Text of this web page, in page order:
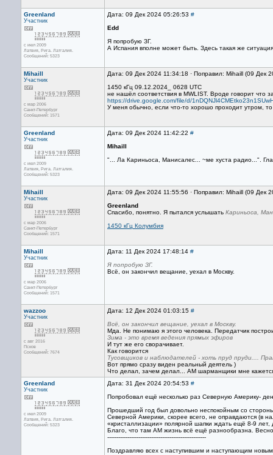
Greenland
Участник
с июл 2009
Латвия, Рига. Латгалия.
Сообщений: 5323
Дата: 09 Дек 2024 05:26:53 #
Edd
Я попробую ЗГ.
А Испания вполне может быть. Здесь такая же
Mihaill
Участник
с мар 2006
Санкт-Петербург
Сообщений: 1571
Дата: 09 Дек 2024 11:34:18 · Поправил: Mihaill (09 Дек
1450 кГц 09.12.2024_ 0628 UTC
не нашëл соответствия в MWLIST. Вроде говорит что
https://drive.google.com/file/d/
У меня обычно, если что-то хорошо проходит утром,
Greenland
Участник
с июл 2009
Латвия, Рига. Латгалия.
Сообщений: 5323
Дата: 09 Дек 2024 11:42:22 #
Mihaill
"... Ла Кариньоса, Манисалес... ~ме хуста радио...".
Mihaill
Участник
с мар 2006
Санкт-Петербург
Сообщений: 1571
Дата: 09 Дек 2024 11:55:56 · Поправил: Mihaill (09 Дек
Greenland
Спасибо, понятно. Я пытался услышать Кариньоса,
1450 кГц Колумбия
Mihaill
Участник
с мар 2006
Санкт-Петербург
Сообщений: 1571
Дата: 11 Дек 2024 17:48:14 #
Я попробую ЗГ.
Всë, он закончил вещание, уехал в Москву.
wazzoo
Участник
с авг 2016
Псков
Сообщений: 7674
Дата: 12 Дек 2024 01:03:15 #
Всë, он закончил вещание, уехал в Москву.
Мда. Не понимаю я этого человека. Передатчик
Зима - это время ведения прямых эфиров
И тут же его сворачивает.
Как говорится
Тусовщиков и наблюдателей - хоть пруд пруди....
Вот прямо сразу виден реальный деятель )
Что делал, зачем делал... АМ шарманщики мне
Greenland
Участник
с июл 2009
Латвия, Рига. Латгалия.
Сообщений: 5323
Дата: 31 Дек 2024 20:54:53 #
Попробовал ещё несколько раз Северную Америку-
Прошедший год был довольно неспокойным со
Северной Америки, скорее всего, не оправдаются (в
«кристаллизации» полярной шапки ждать ещё 8-9
Благо, что там АМ жизнь всё ещё разнообразна.
------------------------------------------------------
Поздравляю всех с наступившим и наступающим